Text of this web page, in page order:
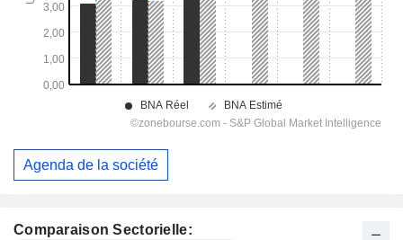
Comparaison Sectorielle:
Agenda de la société